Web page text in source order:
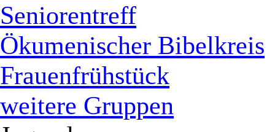
Seniorentreff
Ökumenischer Bibelkreis
Frauenfrühstück
weitere Gruppen